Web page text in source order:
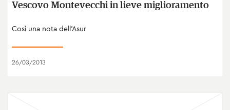
Vescovo Montevecchi in lieve miglioramento
Così una nota dell'Asur
26/03/2013